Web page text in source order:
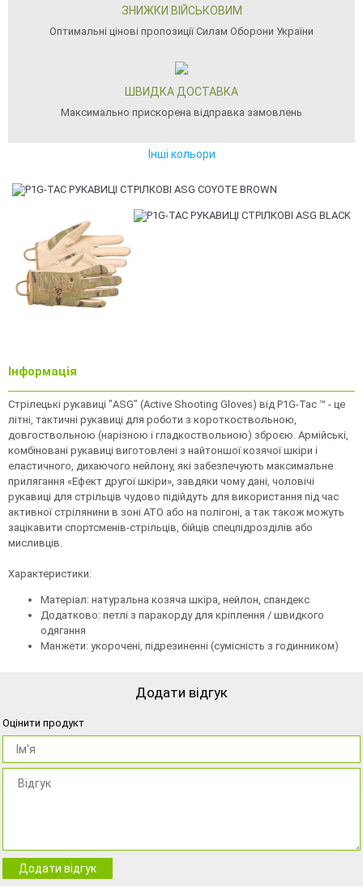
ЗНИЖКИ ВІЙСЬКОВИМ
Оптимальні цінові пропозиції Силам Оборони України
ШВИДКА ДОСТАВКА
Максимально прискорена відправка замовлень
Інші кольори
Інформація
Стрілецькі рукавиці "ASG" (Active Shooting Gloves) від P1G-Tac ™ - це
літні, тактичні рукавиці для роботи з короткоствольною,
довгоствольною (нарізною і гладкоствольною) зброєю. Армійські,
комбіновані рукавиці виготовлені з найтоншої козячої шкіри і
еластичного, дихаючого нейлону, які забезпечують максимальне
прилягання «Ефект другої шкіри», завдяки чому дані, чоловічі
рукавиці для стрільців чудово підійдуть для використання під час
активної стрілянини в зоні АТО або на полігоні, а так також можуть
зацікавити спортсменів-стрільців, бійців спецпідрозділів або
мисливців.
Характеристики:
Матеріал: натуральна козяча шкіра, нейлон, спандекс
Додатково: петлі з паракорду для кріплення / швидкого
одягання
Манжети: укорочені, підрезиненні (сумісність з годинником)
Додати відгук
Оцінити продукт
Додати відгук